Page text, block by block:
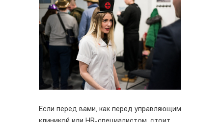
Если перед вами, как перед управляющим